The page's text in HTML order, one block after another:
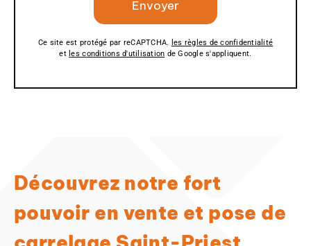
Ce site est protégé par reCAPTCHA.
les règles de confidentialité
et les conditions d'utilisation de Google s'appliquent.
Découvrez notre fort
pouvoir en vente et pose de